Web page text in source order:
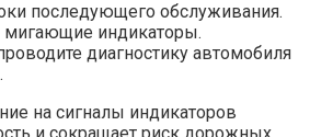
последующего обслуживания.
мигающие индикаторы.
диагностику автомобиля
на сигналы индикаторов